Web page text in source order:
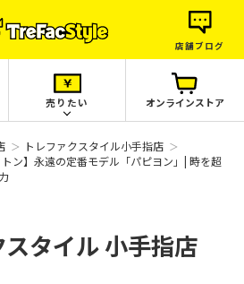
店舗ブログ
売りたい オンラインストア
トレファクスタイル小手指店
トン】永遠の定番モデル「パピヨン」| 時を超
スタイル小手指店